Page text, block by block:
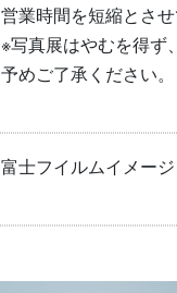
営業時間を短縮とさせ
※写真展はやむを得ず
予めご了承ください。
富士フイルムイメー